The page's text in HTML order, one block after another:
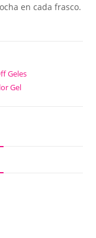
en cada frasco.
Geles
Gel